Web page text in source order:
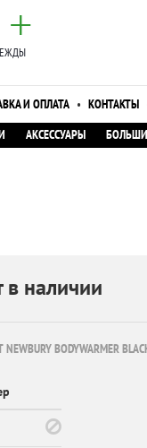
+
И ОПЛАТА • КОНТАКТЫ
АКСЕССУАРЫ
в наличии
BODYWARMER